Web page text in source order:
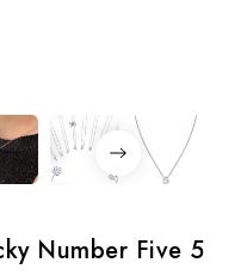
Number Five 5